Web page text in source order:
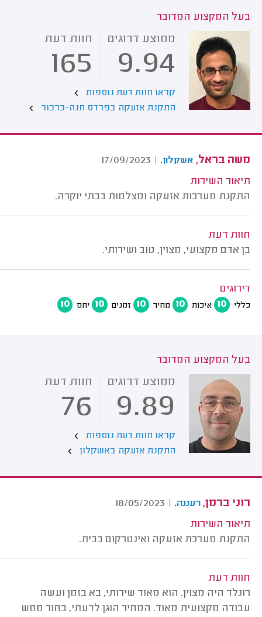
בעל המקצוע המדובר
ממוצע דרוגים
9.94
חוות דעת
165
קראו חוות דעת נוספות
התקנת אזעקה בפרדס חנה-כרכור
משה בראל, אשקלון.
|
17/09/2023
תיאור השירות
התקנת מערכות אזעקה ומצלמות בבתי יוקרה.
חוות דעת
בן אדם מקצועי, מצוין, טוב ושירותי.
דירוגים
כללי 10 איכות 10 מחיר 10 זמנים 10 יחס 10
בעל המקצוע המדובר
ממוצע דרוגים
9.89
חוות דעת
76
קראו חוות דעת נוספות
התקנת אזעקה באשקלון
רוני ברמן, רעננה.
|
18/05/2023
תיאור השירות
התקנת מערכת אזעקה ואינטרקום בבית.
חוות דעת
רונלד היה מצוין. הוא מאוד שירותי, בא בזמן ועשה
עבודה מקצועית מאוד. המחיר הוגן לדעתי, בחור ממש